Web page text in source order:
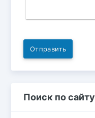
Отправить
Поиск по сайту